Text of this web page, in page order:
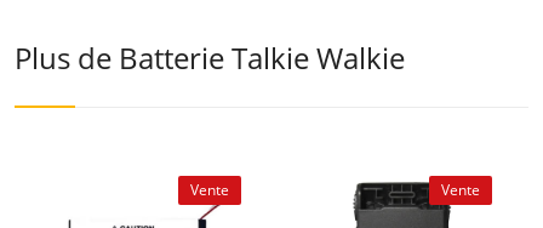
Plus de Batterie Talkie Walkie
Vente Vente